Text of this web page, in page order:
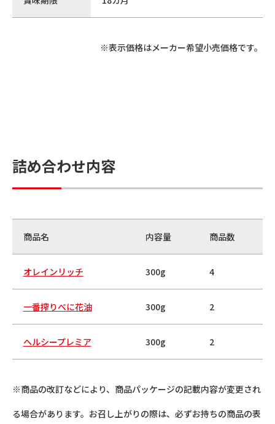
※表示価格はメーカー希望小売価格です。
詰め合わせ内容
商品名 内容量 商品数
オレインリッチ 300g 4
一番搾りべに花油 300g 2
ヘルシープレミア 300g 2
※商品の改訂などにより、商品パッケージの記載内容が変更され
る場合があります。お召し上がりの際は、必ずお持ちの商品の表